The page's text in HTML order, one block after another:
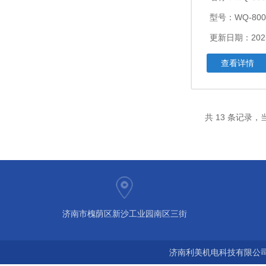
型号：WQ-800
更新日期：
查看详情
共 13 条记录
济南市槐荫区新沙工业园南区三街
济南利美机电科技有限